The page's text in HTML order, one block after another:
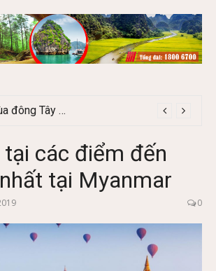
Lễ 2/9 có phải mùa du lịch Hà Giang đẹp không?
tại các điểm đến
tại Myanmar
0